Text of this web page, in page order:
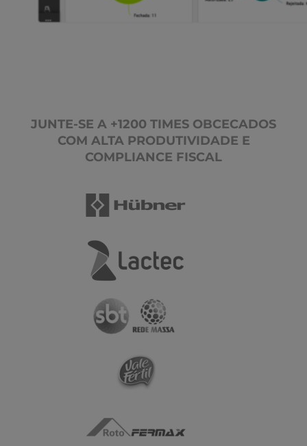
JUNTE-SE A +1200 TIMES OBCECADOS
COM ALTA PRODUTIVIDADE E
COMPLIANCE FISCAL